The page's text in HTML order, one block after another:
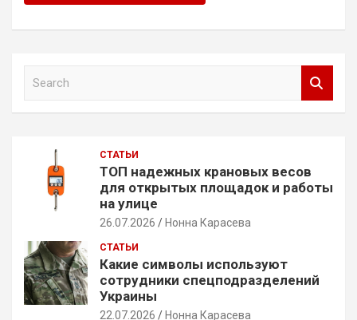
СТАТЬИ
ТОП надежных крановых весов
для открытых площадок и работы
на улице
26.07.2026 Нонна Карасева
СТАТЬИ
Какие символы используют
сотрудники спецподразделений
Украины
22.07.2026 Нонна Карасева